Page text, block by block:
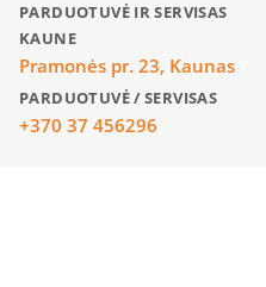
PARDUOTUVĖ IR SERVISAS
KAUNE
Pramonės pr. 23, Kaunas
PARDUOTUVĖ / SERVISAS
+370 37 456296